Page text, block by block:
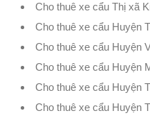
Cho thuê xe cẩu Thị xã
Cho thuê xe cẩu Huyện
Cho thuê xe cẩu Huyện
Cho thuê xe cẩu Huyện
Cho thuê xe cẩu Huyện
Cho thuê xe cẩu Huyện